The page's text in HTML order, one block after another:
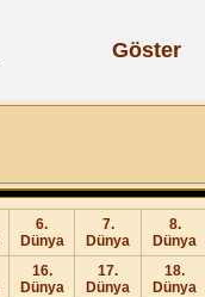
6.
Dünya
7.
Dünya
8.
Dünya
16.
Dünya
17.
Dünya
18.
Dünya
Göster